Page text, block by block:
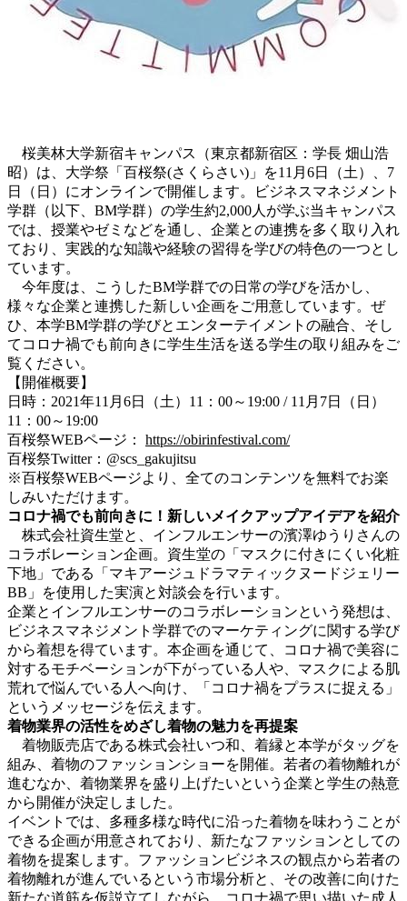
桜美林大学新宿キャンパス（東京都新宿区：学長 畑山浩
昭）は、大学祭「百桜祭(さくらさい)」を11月6日（土）、7
日（日）にオンラインで開催します。ビジネスマネジメント
学群（以下、BM学群）の学生約2,000人が学ぶ当キャンパス
では、授業やゼミなどを通し、企業との連携を多く取り入れ
ており、実践的な知識や経験の習得を学びの特色の一つとし
ています。
今年度は、こうしたBM学群での日常の学びを活かし、
様々な企業と連携した新しい企画をご用意しています。ぜ
ひ、本学BM学群の学びとエンターテイメントの融合、そし
てコロナ禍でも前向きに学生生活を送る学生の取り組みをご
覧ください。
【開催概要】
日時：2021年11月6日（土）11：00～19:00 / 11月7日（日）
11：00～19:00
百桜祭WEBページ： https://obirinfestival.com/
百桜祭Twitter：@scs_gakujitsu
※百桜祭WEBページより、全てのコンテンツを無料でお楽
しみいただけます。
コロナ禍でも前向きに！新しいメイクアップアイデアを紹介
株式会社資生堂と、インフルエンサーの濱澤ゆうりさんの
コラボレーション企画。資生堂の「マスクに付きにくい化粧
下地」である「マキアージュドラマティックヌードジェリー
BB」を使用した実演と対談会を行います。
企業とインフルエンサーのコラボレーションという発想は、
ビジネスマネジメント学群でのマーケティングに関する学び
から着想を得ています。本企画を通じて、コロナ禍で美容に
対するモチベーションが下がっている人や、マスクによる肌
荒れで悩んでいる人へ向け、「コロナ禍をプラスに捉える」
というメッセージを伝えます。
着物業界の活性をめざし着物の魅力を再提案
着物販売店である株式会社いつ和、着縁と本学がタッグを
組み、着物のファッションショーを開催。若者の着物離れが
進むなか、着物業界を盛り上げたいという企業と学生の熱意
から開催が決定しました。
イベントでは、多種多様な時代に沿った着物を味わうことが
できる企画が用意されており、新たなファッションとしての
着物を提案します。ファッションビジネスの観点から若者の
着物離れが進んでいるという市場分析と、その改善に向けた
新たな道筋を仮説立てしながら、コロナ禍で思い描いた成人